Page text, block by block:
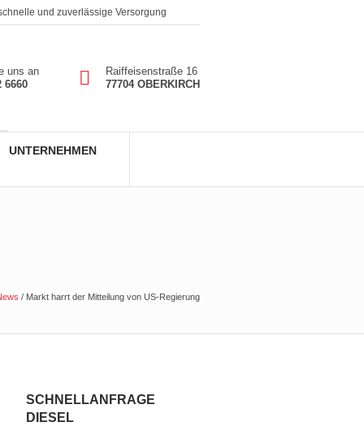
und zuverlässige Versorgung
uns an
6660
Raiffeisenstraße 16
77704 OBERKIRCH
UNTERNEHMEN
/ Markt harrt der Mitteilung von US-Regierung
SCHNELLANFRAGE
DIESEL